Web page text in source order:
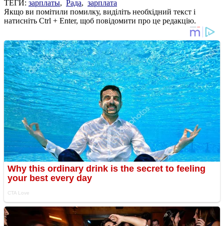
ТЕГИ: зарплаты, Рада, зарплата
Якщо ви помітили помилку, виділіть необхідний текст і
натисніть Ctrl + Enter, щоб повідомити про це редакцію.